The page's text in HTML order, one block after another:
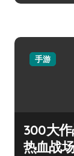
手游
300大
热血战场